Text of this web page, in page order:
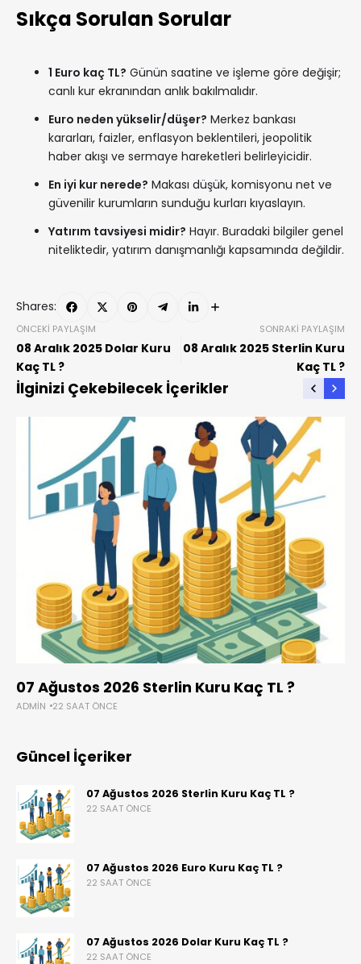
Sıkça Sorulan Sorular
1 Euro kaç TL? Günün saatine ve işleme göre değişir;
canlı kur ekranından anlık bakılmalıdır.
Euro neden yükselir/düşer? Merkez bankası
kararları, faizler, enflasyon beklentileri, jeopolitik
haber akışı ve sermaye hareketleri belirleyicidir.
En iyi kur nerede? Makası düşük, komisyonu net ve
güvenilir kurumların sunduğu kurları kıyaslayın.
Yatırım tavsiyesi midir? Hayır. Buradaki bilgiler genel
niteliktedir, yatırım danışmanlığı kapsamında değildir.
Shares:
ÖNCEKI PAYLAŞIM
08 Aralık 2025 Dolar Kuru
Kaç TL ?
SONRAKI PAYLAŞIM
08 Aralık 2025 Sterlin Kuru
Kaç TL ?
İlginizi Çekebilecek İçerikler
07 Ağustos 2026 Sterlin Kuru Kaç TL ?
ADMIN 22 SAAT ÖNCE
Güncel İçeriker
07 Ağustos 2026 Sterlin Kuru Kaç TL ?
22 SAAT ÖNCE
07 Ağustos 2026 Euro Kuru Kaç TL ?
22 SAAT ÖNCE
07 Ağustos 2026 Dolar Kuru Kaç TL ?
22 SAAT ÖNCE